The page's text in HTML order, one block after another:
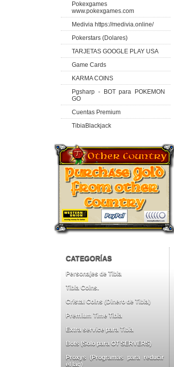
Pokexgames
www.pokexgames.com
Medivia https://medivia.online/
Pokerstars (Dolares)
TARJETAS GOOGLE PLAY USA
Game Cards
KARMA COINS
Pgsharp - BOT para POKEMON
GO
Cuentas Premium
TibiaBlackjack
CATEGORÍAS
Personajes de Tibia
Tibia Coins.
Cristal Coins (Dinero de Tibia)
Premium Time Tibia
Extra service para Tibia
Bots (Solo para OT SERVERS)
Proxys (Programas para reducir
el lag)